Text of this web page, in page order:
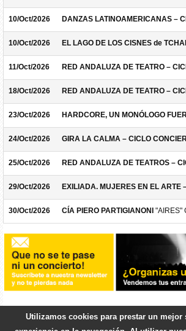
10/Oct/2026 DANZAS LATINOAMERICANAS –
10/Oct/2026 EL LAGO DE LOS CISNES de
11/Oct/2026 RED ANDALUZA DE TEATRO –
18/Oct/2026 RED ANDALUZA DE TEATRO –
23/Oct/2026 HARDCORE, UN MONÓLOGO
24/Oct/2026 GIRA LA CALMA – CICLO
25/Oct/2026 RED ANDALUZA DE TEATROS –
29/Oct/2026 EXILIADA. MUJERES EN EL ARTE
30/Oct/2026 CÍA PIERO PARTIGIANONI "AIRES"
Utilizamos cookies para prestar un mejor